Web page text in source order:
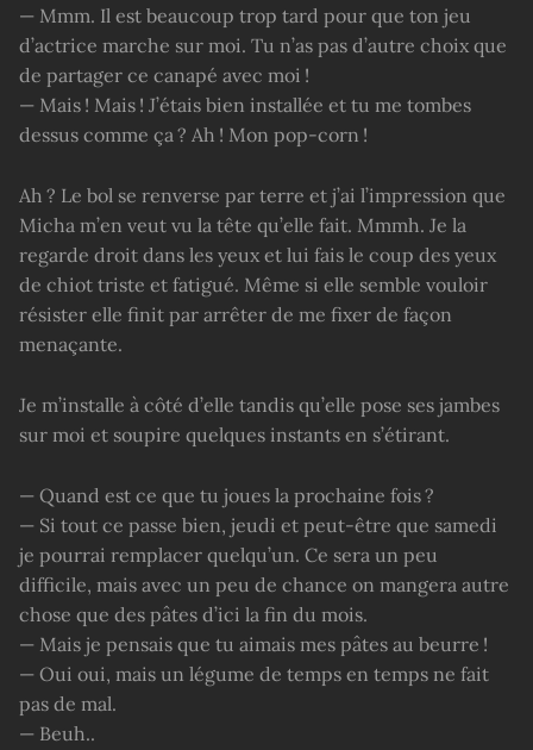
— Mmm. Il est beaucoup trop tard pour que ton jeu
d’actrice marche sur moi. Tu n’as pas d’autre choix que
de partager ce canapé avec moi !
— Mais ! Mais ! J’étais bien installée et tu me tombes
dessus comme ça ? Ah ! Mon pop-corn !
Ah ? Le bol se renverse par terre et j’ai l’impression que
Micha m’en veut vu la tête qu’elle fait. Mmmh. Je la
regarde droit dans les yeux et lui fais le coup des yeux
de chiot triste et fatigué. Même si elle semble vouloir
résister elle finit par arrêter de me fixer de façon
menaçante.
Je m’installe à côté d’elle tandis qu’elle pose ses jambes
sur moi et soupire quelques instants en s’étirant.
— Quand est ce que tu joues la prochaine fois ?
— Si tout ce passe bien, jeudi et peut-être que samedi
je pourrai remplacer quelqu’un. Ce sera un peu
difficile, mais avec un peu de chance on mangera autre
chose que des pâtes d’ici la fin du mois.
— Mais je pensais que tu aimais mes pâtes au beurre !
— Oui oui, mais un légume de temps en temps ne fait
pas de mal.
— Beuh..